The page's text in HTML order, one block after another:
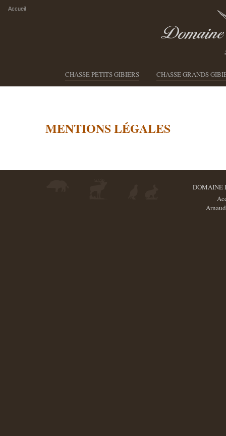
Accueil
CHASSE PETITS GIBIERS CHASSE GRANDS
MENTIONS LÉGALES
DOMAINE